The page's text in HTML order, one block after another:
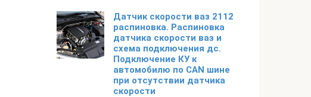
Датчик скорости ваз 2112
распиновка. Распиновка
датчика скорости ваз и
схема подключения дс.
Подключение КУ к
автомобилю по CAN шине
при отсутствии датчика
скорости